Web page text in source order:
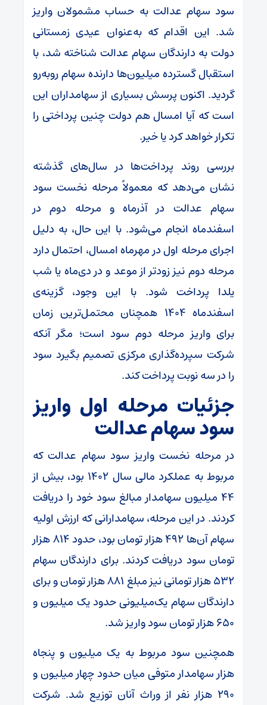
سود سهام عدالت به حساب مشمولان واریز
شد. این اقدام که به‌عنوان عیدی زمستانی
دولت به دارندگان سهام عدالت شناخته شد، با
استقبال گسترده میلیون‌ها دارنده سهام روبه‌رو
گردید. اکنون پرسش بسیاری از سهامداران این
است که آیا امسال هم دولت چنین پرداختی را
تکرار خواهد کرد یا خیر.
بررسی روند پرداخت‌ها در سال‌های گذشته
نشان می‌دهد که معمولاً مرحله نخست سود
سهام عدالت در آذرماه و مرحله دوم در
اسفندماه انجام می‌شود. با این حال، به دلیل
اجرای مرحله اول در مهرماه امسال، احتمال دارد
مرحله دوم نیز زودتر از موعد و در دی‌ماه یا شب
یلدا پرداخت شود. با این وجود، گزینه‌ی
اسفندماه ۱۴۰۴ همچنان محتمل‌ترین زمان
برای واریز مرحله دوم سود است؛ مگر آنکه
شرکت سپرده‌گذاری مرکزی تصمیم بگیرد سود
را در سه نوبت پرداخت کند.
جزئیات مرحله اول واریز
سود سهام عدالت
در مرحله نخست واریز سود سهام عدالت که
مربوط به عملکرد مالی سال ۱۴۰۲ بود، بیش از
۴۴ میلیون سهامدار مبالغ سود خود را دریافت
کردند. در این مرحله، سهامدارانی که ارزش اولیه
سهام آن‌ها ۴۹۲ هزار تومان بود، حدود ۸۱۴ هزار
تومان سود دریافت کردند. برای دارندگان سهام
۵۳۲ هزار تومانی نیز مبلغ ۸۸۱ هزار تومان و برای
دارندگان سهام یک‌میلیونی حدود یک میلیون و
۶۵۰ هزار تومان سود واریز شد.
همچنین سود مربوط به یک میلیون و پنجاه
هزار سهامدار متوفی میان حدود چهار میلیون و
۲۹۰ هزار نفر از وراث آنان توزیع شد. شرکت